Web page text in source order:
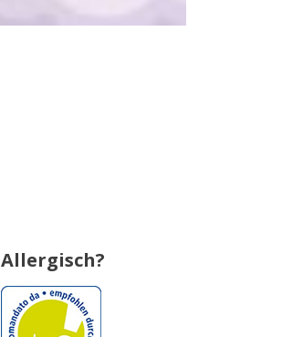
Allergisch?